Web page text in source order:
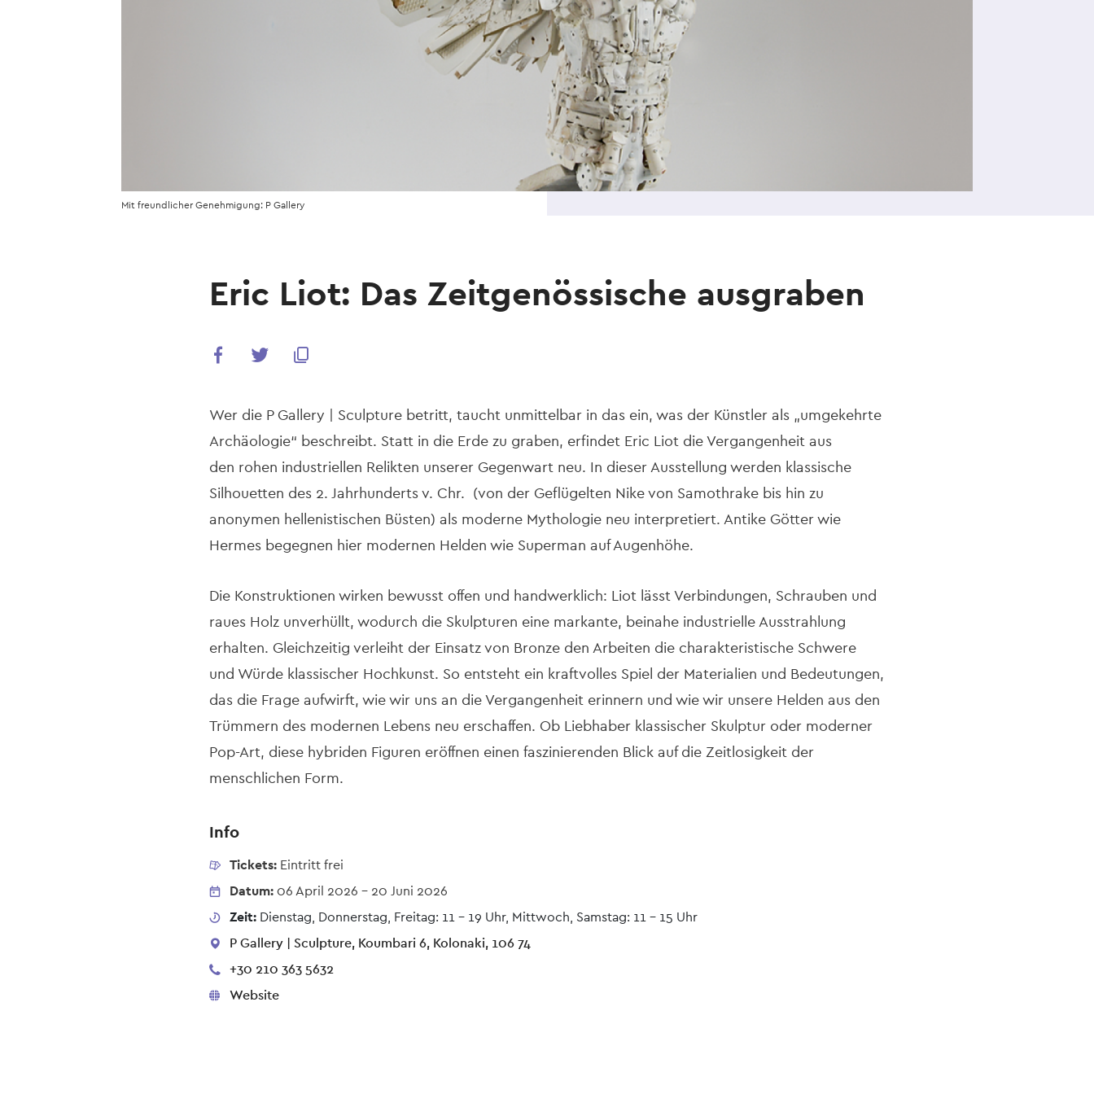
Mit freundlicher Genehmigung: P Gallery
Eric Liot: Das Zeitgenössische ausgraben
Wer die P Gallery | Sculpture betritt, taucht unmittelbar in das ein, was der Künstler als „umgekehrte
Archäologie“ beschreibt. Statt in die Erde zu graben, erfindet Eric Liot die Vergangenheit aus
den rohen industriellen Relikten unserer Gegenwart neu. In dieser Ausstellung werden klassische
Silhouetten des 2. Jahrhunderts v. Chr. (von der Geflügelten Nike von Samothrake bis hin zu
anonymen hellenistischen Büsten) als moderne Mythologie neu interpretiert. Antike Götter wie
Hermes begegnen hier modernen Helden wie Superman auf Augenhöhe.
Die Konstruktionen wirken bewusst offen und handwerklich: Liot lässt Verbindungen, Schrauben und
raues Holz unverhüllt, wodurch die Skulpturen eine markante, beinahe industrielle Ausstrahlung
erhalten. Gleichzeitig verleiht der Einsatz von Bronze den Arbeiten die charakteristische Schwere
und Würde klassischer Hochkunst. So entsteht ein kraftvolles Spiel der Materialien und Bedeutungen,
das die Frage aufwirft, wie wir uns an die Vergangenheit erinnern und wie wir unsere Helden aus den
Trümmern des modernen Lebens neu erschaffen. Ob Liebhaber klassischer Skulptur oder moderner
Pop-Art, diese hybriden Figuren eröffnen einen faszinierenden Blick auf die Zeitlosigkeit der
menschlichen Form.
Info
Tickets: Eintritt frei
Datum:06 April 2026 - 20 Juni 2026
Zeit:Dienstag, Donnerstag, Freitag: 11 – 19 Uhr, Mittwoch, Samstag: 11 – 15 Uhr
P Gallery | Sculpture, Koumbari 6, Kolonaki, 106 74
+30 210 363 5632
Website